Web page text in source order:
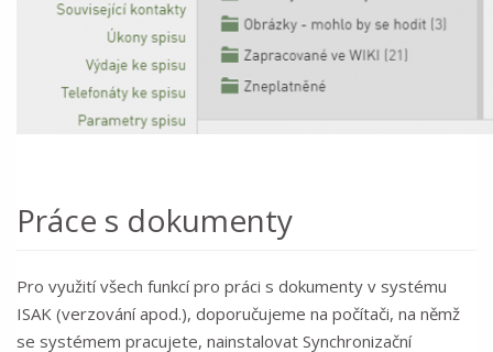
Práce s dokumenty
Pro využití všech funkcí pro práci s dokumenty v systému
ISAK (verzování apod.), doporučujeme na počítači, na němž
se systémem pracujete, nainstalovat Synchronizační